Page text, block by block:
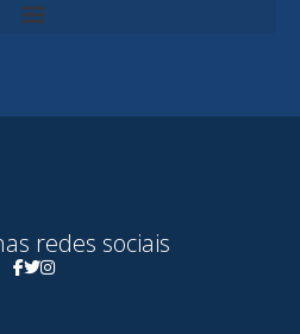
redes sociais